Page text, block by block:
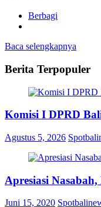
Berbagi
Baca selengkapnya
Berita Terpopuler
Komisi I DPRD
Agustus 5, 2026
Apresiasi
Juni 15, 2020